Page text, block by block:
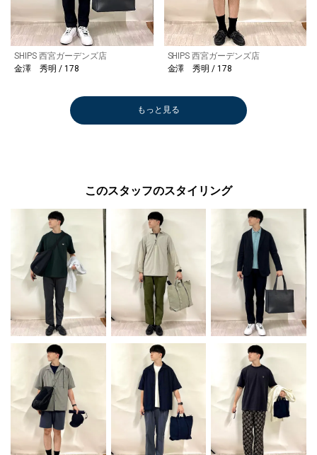
SHIPS 西宮ガーデンズ店
金澤 秀明 / 178
SHIPS 西宮ガーデンズ店
金澤 秀明 / 178
もっと見る
このスタッフのスタイリング